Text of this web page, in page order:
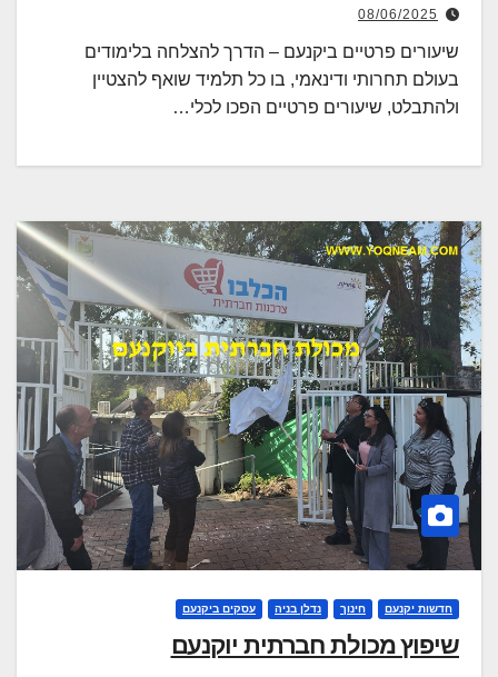
08/06/2025
שיעורים פרטיים ביקנעם – הדרך להצלחה בלימודים
בעולם תחרותי ודינאמי, בו כל תלמיד שואף להצטיין
ולהתבלט, שיעורים פרטיים הפכו לכלי…
חדשות יקנעם חינוך נדלן בניה עסקים ביקנעם
שיפוץ מכולת חברתית יוקנעם